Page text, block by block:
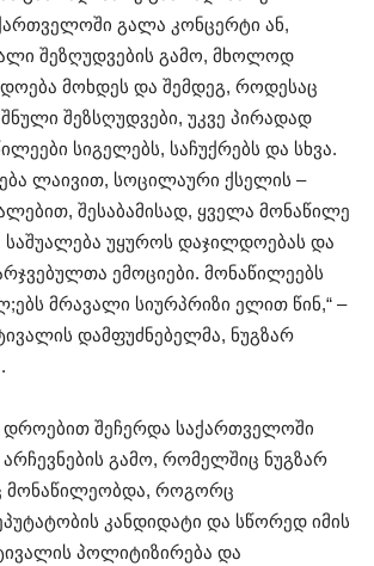
გალა კონცერტი ან,
შეზღუდვების გამო, მხოლოდ
მოხდეს და შემდეგ, როდესაც
შეზსღუდვები, უკვე პირადად
სიგელებს, საჩუქრებს და სხვა.
ლაივით, სოცილაური ქსელის –
შესაბამისად, ყველა მონაწილე
საშუალება უყუროს დაჯილდოებას და
ემოციები. მონაწილეებს
მრავალი სიურპრიზი ელით წინ,“ –
დამფუძნებელმა, ნუგზარ
დროებით შეჩერდა საქართველოში
გამო, რომელშიც ნუგზარ
მონაწილეობდა, როგორც
კანდიდატი და სწორედ იმის
პოლიტიზირება და